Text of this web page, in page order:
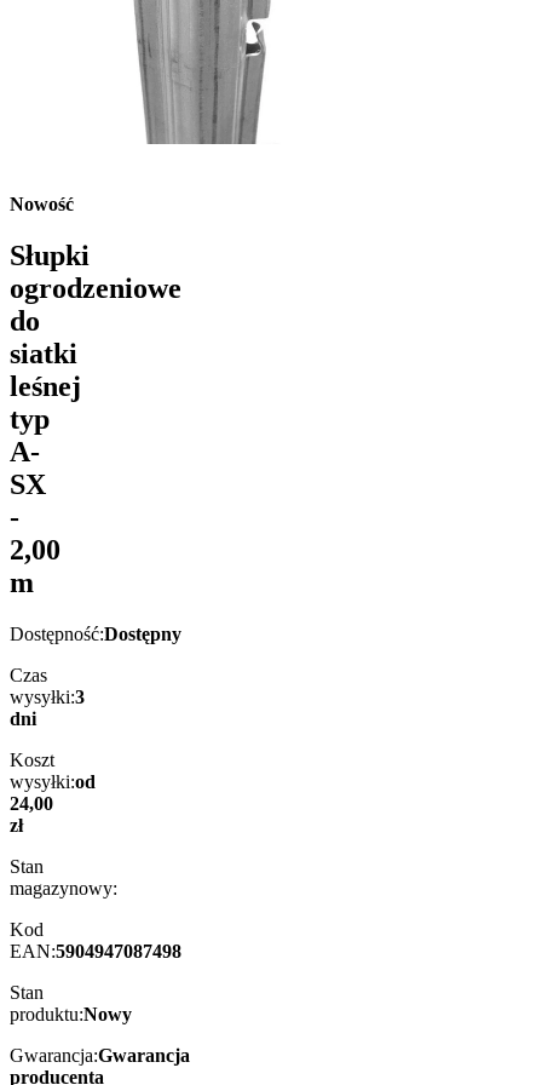
Nowość
Słupki
ogrodzeniowe
do
siatki
leśnej
typ
A-
SX
-
2,00
m
Dostępność:Dostępny
Czas
wysyłki:3
dni
Koszt
wysyłki:od
24,00
zł
Stan
magazynowy:
Kod
EAN:5904947087498
Stan
produktu:Nowy
Gwarancja:Gwarancja
producenta